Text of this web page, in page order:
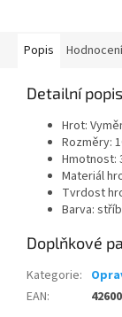
Popis Hodnocení
Detailní
Hrot:
Rozměry:
Hmotnost:
Materiál
Tvrdost
Barva:
Doplňkové
Kategorie:
EAN: